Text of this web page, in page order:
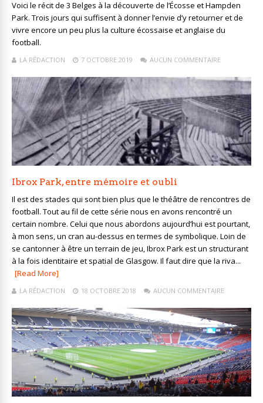
Voici le récit de 3 Belges à la découverte de l’Écosse et Hampden
Park. Trois jours qui suffisent à donner l’envie d’y retourner et de
vivre encore un peu plus la culture écossaise et anglaise du
football.
LA RÉDACTION 7 OCTOBRE 2019 AUCUN COMMENTAIRE
Ibrox Park, entre mémoire et oubli
Il est des stades qui sont bien plus que le théâtre de rencontres de
football. Tout au fil de cette série nous en avons rencontré un
certain nombre. Celui que nous abordons aujourd’hui est pourtant,
à mon sens, un cran au-dessus en termes de symbolique. Loin de
se cantonner à être un terrain de jeu, Ibrox Park est un structurant
à la fois identitaire et spatial de Glasgow. Il faut dire que la riva...
[Read More]
LA RÉDACTION 18 OCTOBRE 2018 AUCUN COMMENTAIRE